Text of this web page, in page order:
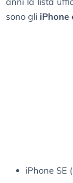
sono gli iPhone
iPhone SE